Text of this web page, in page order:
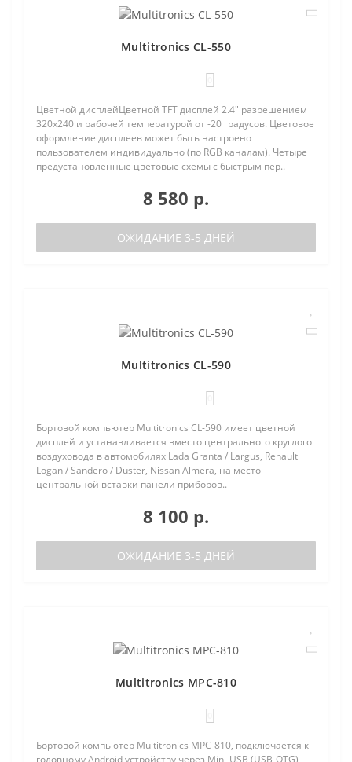
Multitronics CL-550
Цветной дисплейЦветной TFT дисплей 2.4" разрешением
320х240 и рабочей температурой от -20 градусов. Цветовое
оформление дисплеев может быть настроено
пользователем индивидуально (по RGB каналам). Четыре
предустановленные цветовые схемы с быстрым пер..
8 580 р.
ОЖИДАНИЕ 3-5 ДНЕЙ
Multitronics CL-590
Бортовой компьютер Multitronics CL-590 имеет цветной
дисплей и устанавливается вместо центрального круглого
воздуховода в автомобилях Lada Granta / Largus, Renault
Logan / Sandero / Duster, Nissan Almera, на место
центральной вставки панели приборов..
8 100 р.
ОЖИДАНИЕ 3-5 ДНЕЙ
Multitronics MPC-810
Бортовой компьютер Multitronics MPC-810, подключается к